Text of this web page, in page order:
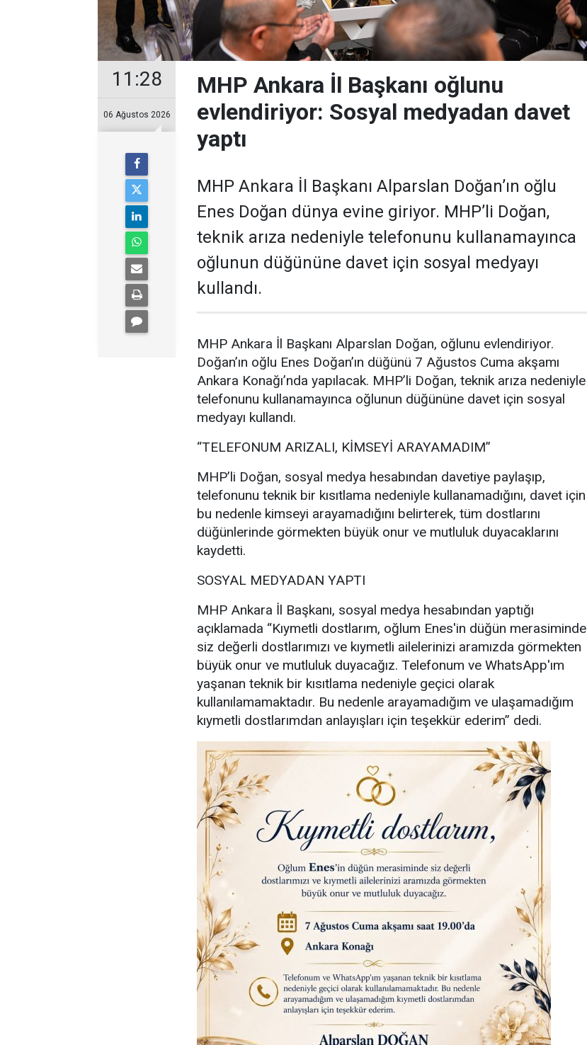
11:28
06 Ağustos 2026
MHP Ankara İl Başkanı oğlunu
evlendiriyor: Sosyal medyadan davet
yaptı
MHP Ankara İl Başkanı Alparslan Doğan’ın oğlu
Enes Doğan dünya evine giriyor. MHP’li Doğan,
teknik arıza nedeniyle telefonunu kullanamayınca
oğlunun düğününe davet için sosyal medyayı
kullandı.
MHP Ankara İl Başkanı Alparslan Doğan, oğlunu evlendiriyor.
Doğan’ın oğlu Enes Doğan’ın düğünü 7 Ağustos Cuma akşamı
Ankara Konağı’nda yapılacak. MHP’li Doğan, teknik arıza nedeniyle
telefonunu kullanamayınca oğlunun düğününe davet için sosyal
medyayı kullandı.
“TELEFONUM ARIZALI, KİMSEYİ ARAYAMADIM”
MHP’li Doğan, sosyal medya hesabından davetiye paylaşıp,
telefonunu teknik bir kısıtlama nedeniyle kullanamadığını, davet için
bu nedenle kimseyi arayamadığını belirterek, tüm dostlarını
düğünlerinde görmekten büyük onur ve mutluluk duyacaklarını
kaydetti.
SOSYAL MEDYADAN YAPTI
MHP Ankara İl Başkanı, sosyal medya hesabından yaptığı
açıklamada “Kıymetli dostlarım, oğlum Enes'in düğün merasiminde
siz değerli dostlarımızı ve kıymetli ailelerinizi aramızda görmekten
büyük onur ve mutluluk duyacağız. Telefonum ve WhatsApp'ım
yaşanan teknik bir kısıtlama nedeniyle geçici olarak
kullanılamamaktadır. Bu nedenle arayamadığım ve ulaşamadığım
kıymetli dostlarımdan anlayışları için teşekkür ederim” dedi.